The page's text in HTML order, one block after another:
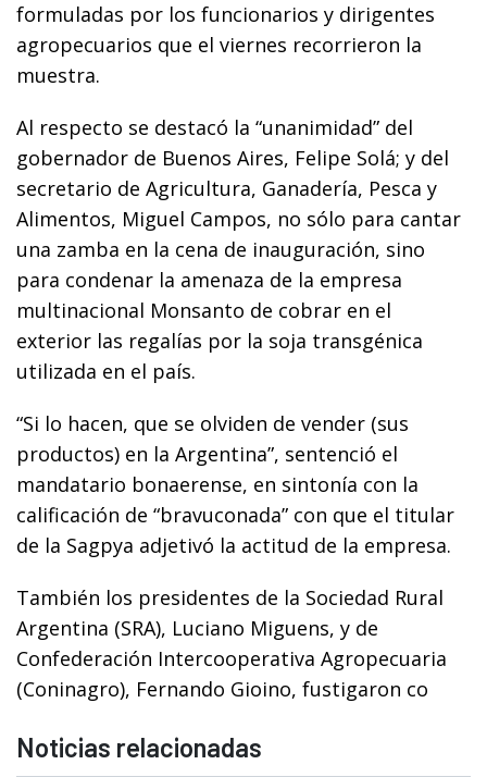
formuladas por los funcionarios y dirigentes
agropecuarios que el viernes recorrieron la
muestra.
Al respecto se destacó la “unanimidad” del
gobernador de Buenos Aires, Felipe Solá; y del
secretario de Agricultura, Ganadería, Pesca y
Alimentos, Miguel Campos, no sólo para cantar
una zamba en la cena de inauguración, sino
para condenar la amenaza de la empresa
multinacional Monsanto de cobrar en el
exterior las regalías por la soja transgénica
utilizada en el país.
“Si lo hacen, que se olviden de vender (sus
productos) en la Argentina”, sentenció el
mandatario bonaerense, en sintonía con la
calificación de “bravuconada” con que el titular
de la Sagpya adjetivó la actitud de la empresa.
También los presidentes de la Sociedad Rural
Argentina (SRA), Luciano Miguens, y de
Confederación Intercooperativa Agropecuaria
(Coninagro), Fernando Gioino, fustigaron co
Noticias relacionadas